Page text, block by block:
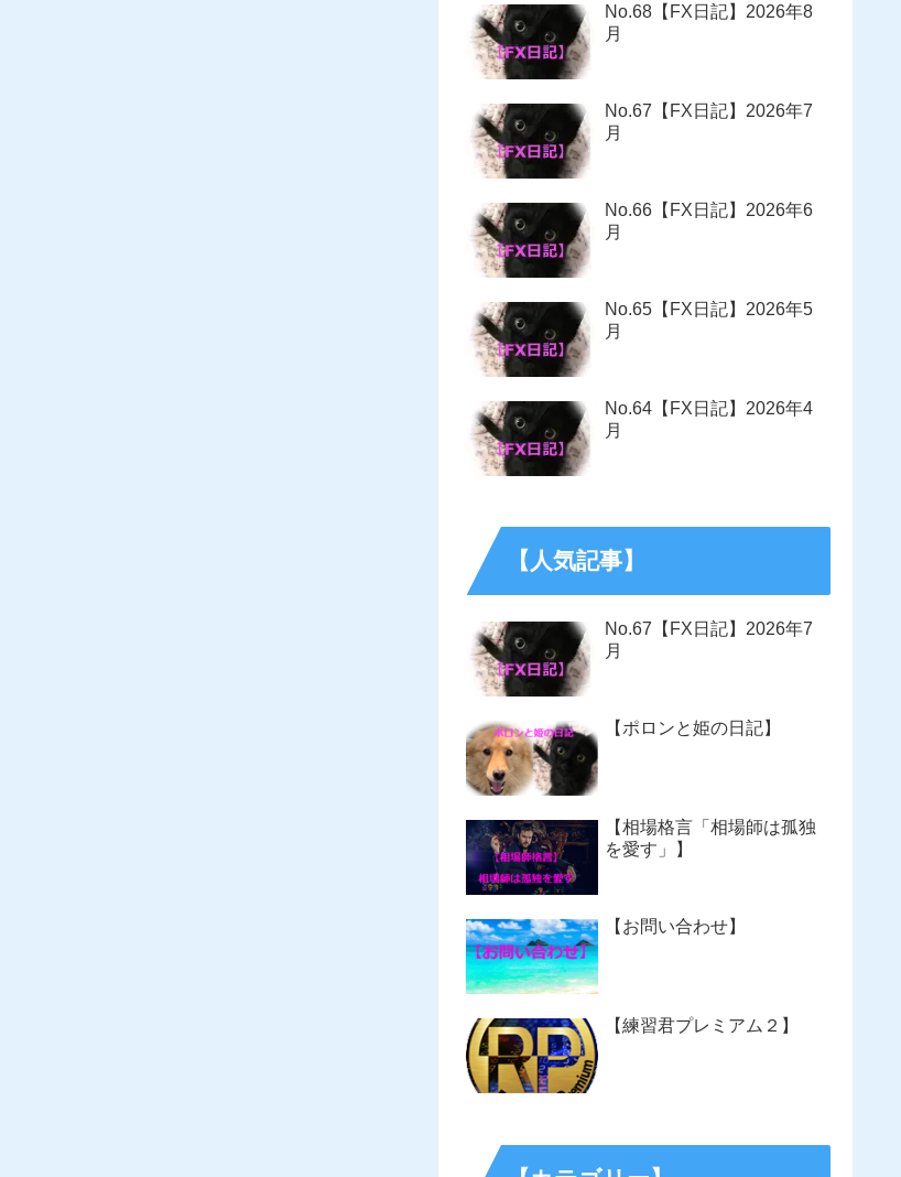
No.68【FX日記】2026年8
月
No.67【FX日記】2026年7
月
No.66【FX日記】2026年6
月
No.65【FX日記】2026年5
月
No.64【FX日記】2026年4
月
【人気記事】
No.67【FX日記】2026年7
月
【ポロンと姫の日記】
【相場格言「相場師は孤独
を愛す」】
【お問い合わせ】
【練習君プレミアム２】